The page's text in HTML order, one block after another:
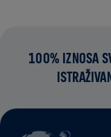
100% IZNOSA